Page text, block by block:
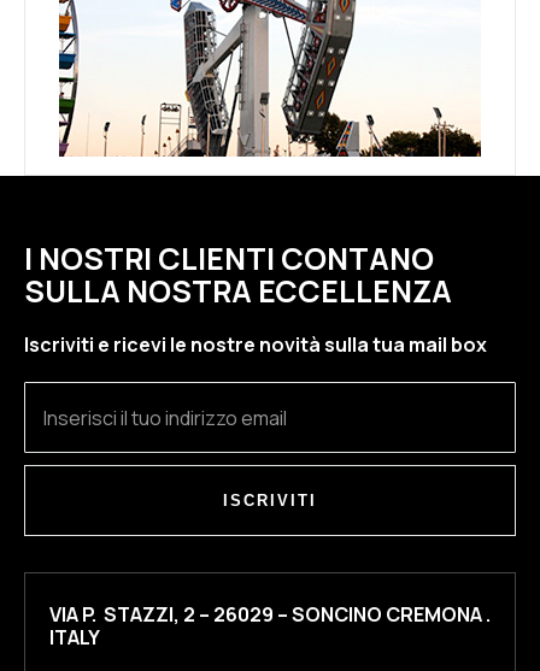
I NOSTRI CLIENTI CONTANO
SULLA NOSTRA ECCELLENZA
Iscriviti e ricevi le nostre novità sulla tua mail box
ISCRIVITI
VIA P. STAZZI, 2 – 26029 – SONCINO CREMONA .
ITALY